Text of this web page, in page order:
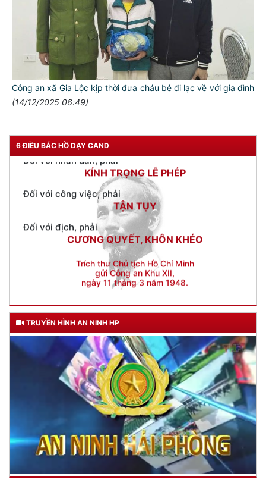
Công an xã Gia Lộc kịp thời đưa cháu bé đi lạc về với gia đình
(14/12/2025 06:49)
6 ĐIỀU BÁC HỒ DẠY CAND
Đối với tự mình, phải
CẦN, KIỆM, LIÊM, CHÍNH
Đối với đồng sự, phải
THÂN ÁI GIÚP ĐỠ
Đối với chính phủ, phải
TUYỆT ĐỐI TRUNG THÀNH
Đối với công việc, phải
TẬN TỤY
CƯƠNG QUYẾT, KHÔN KHÉO
Trích thư Chủ tịch Hồ Chí Minh
gửi Công an Khu XII,
ngày 11 tháng 3 năm 1948.
TRUYỀN HÌNH AN NINH HP